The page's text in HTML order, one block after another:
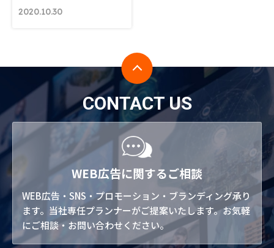
2020.10.30
CONTACT US
WEB広告に関するご相談
WEB広告・SNS・プロモーション・ブランディング承り
ます。当社専任プランナーがご提案いたします。お気軽
にご相談・お問い合わせください。